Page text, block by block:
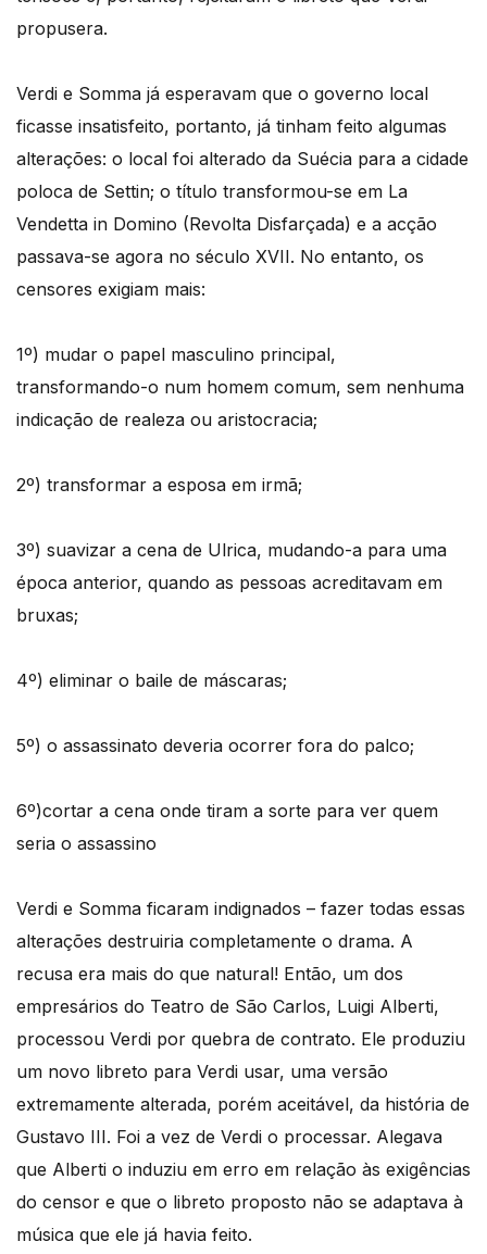
propusera.
Verdi e Somma já esperavam que o governo local
ficasse insatisfeito, portanto, já tinham feito algumas
alterações: o local foi alterado da Suécia para a cidade
poloca de Settin; o título transformou-se em La
Vendetta in Domino (Revolta Disfarçada) e a acção
passava-se agora no século XVII. No entanto, os
censores exigiam mais:
1º) mudar o papel masculino principal,
transformando-o num homem comum, sem nenhuma
indicação de realeza ou aristocracia;
2º) transformar a esposa em irmã;
3º) suavizar a cena de Ulrica, mudando-a para uma
época anterior, quando as pessoas acreditavam em
bruxas;
4º) eliminar o baile de máscaras;
5º) o assassinato deveria ocorrer fora do palco;
6º)cortar a cena onde tiram a sorte para ver quem
seria o assassino
Verdi e Somma ficaram indignados – fazer todas essas
alterações destruiria completamente o drama. A
recusa era mais do que natural! Então, um dos
empresários do Teatro de São Carlos, Luigi Alberti,
processou Verdi por quebra de contrato. Ele produziu
um novo libreto para Verdi usar, uma versão
extremamente alterada, porém aceitável, da história de
Gustavo III. Foi a vez de Verdi o processar. Alegava
que Alberti o induziu em erro em relação às exigências
do censor e que o libreto proposto não se adaptava à
música que ele já havia feito.